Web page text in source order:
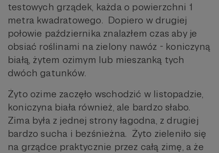
testowych grządek, każda o powierzchni 1
metra kwadratowego. Dopiero w drugiej
połowie października znalazłem czas aby je
obsiać roślinami na zielony nawóz - koniczyną
białą, żytem ozimym lub mieszanką tych
dwóch gatunków.
Żyto ozime zaczęło wschodzić w listopadzie,
koniczyna biała również, ale bardzo słabo.
Zima była z jednej strony łagodna, z drugiej
bardzo sucha i bezśnieżna. Żyto zieleniło się
na grządce praktycznie przez całą zimę, a że